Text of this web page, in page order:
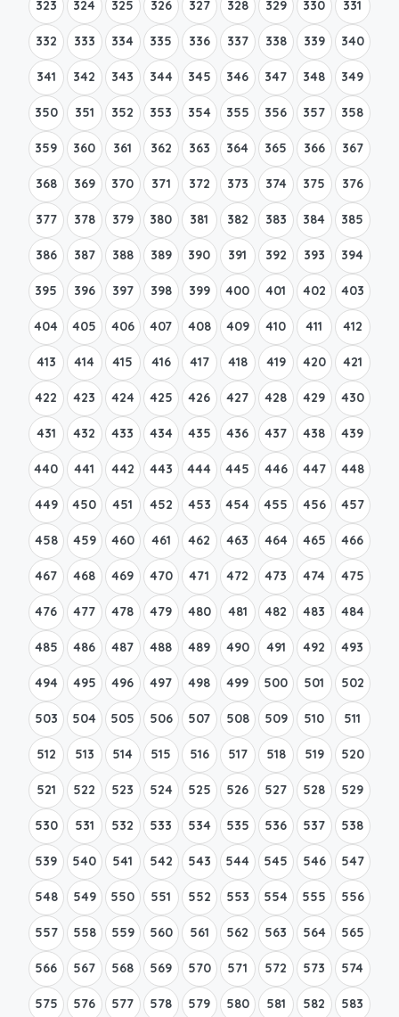
323 324 325 326 327 328 329 330 331
332 333 334 335 336 337 338 339 340
341 342 343 344 345 346 347 348 349
350 351 352 353 354 355 356 357 358
359 360 361 362 363 364 365 366 367
368 369 370 371 372 373 374 375 376
377 378 379 380 381 382 383 384 385
386 387 388 389 390 391 392 393 394
395 396 397 398 399 400 401 402 403
404 405 406 407 408 409 410 411 412
413 414 415 416 417 418 419 420 421
422 423 424 425 426 427 428 429 430
431 432 433 434 435 436 437 438 439
440 441 442 443 444 445 446 447 448
449 450 451 452 453 454 455 456 457
458 459 460 461 462 463 464 465 466
467 468 469 470 471 472 473 474 475
476 477 478 479 480 481 482 483 484
485 486 487 488 489 490 491 492 493
494 495 496 497 498 499 500 501 502
503 504 505 506 507 508 509 510 511
512 513 514 515 516 517 518 519 520
521 522 523 524 525 526 527 528 529
530 531 532 533 534 535 536 537 538
539 540 541 542 543 544 545 546 547
548 549 550 551 552 553 554 555 556
557 558 559 560 561 562 563 564 565
566 567 568 569 570 571 572 573 574
575 576 577 578 579 580 581 582 583